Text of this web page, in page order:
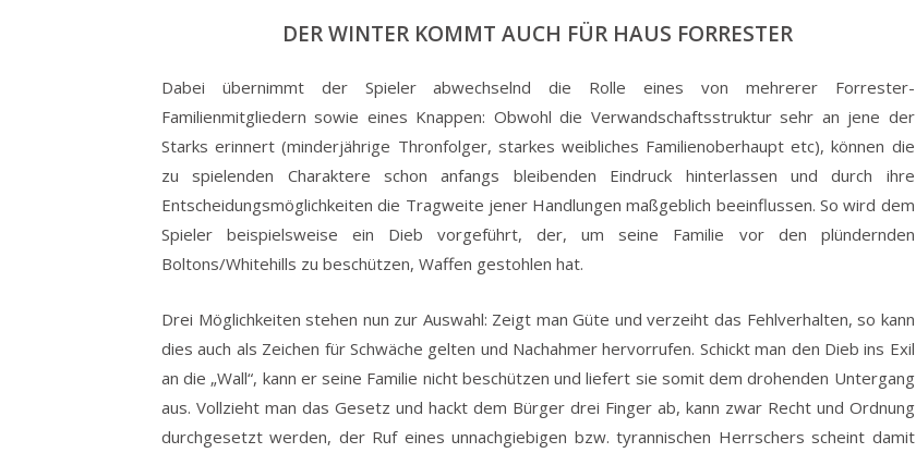
DER WINTER KOMMT AUCH FÜR HAUS FORRESTER
Dabei übernimmt der Spieler abwechselnd die Rolle eines von mehrerer Forrester-
Familienmitgliedern sowie eines Knappen: Obwohl die Verwandschaftsstruktur sehr an jene der
Starks erinnert (minderjährige Thronfolger, starkes weibliches Familienoberhaupt etc), können die
zu spielenden Charaktere schon anfangs bleibenden Eindruck hinterlassen und durch ihre
Entscheidungsmöglichkeiten die Tragweite jener Handlungen maßgeblich beeinflussen. So wird dem
Spieler beispielsweise ein Dieb vorgeführt, der, um seine Familie vor den plündernden
Boltons/Whitehills zu beschützen, Waffen gestohlen hat.
Drei Möglichkeiten stehen nun zur Auswahl: Zeigt man Güte und verzeiht das Fehlverhalten, so kann
dies auch als Zeichen für Schwäche gelten und Nachahmer hervorrufen. Schickt man den Dieb ins Exil
an die „Wall“, kann er seine Familie nicht beschützen und liefert sie somit dem drohenden Untergang
aus. Vollzieht man das Gesetz und hackt dem Bürger drei Finger ab, kann zwar Recht und Ordnung
durchgesetzt werden, der Ruf eines unnachgiebigen bzw. tyrannischen Herrschers scheint damit